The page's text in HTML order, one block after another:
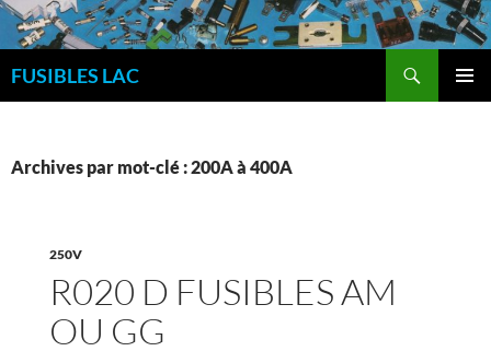
Aller
au
contenu
FUSIBLES LAC
Archives par mot-clé : 200A à 400A
250V
R020 D FUSIBLES AM
OU GG